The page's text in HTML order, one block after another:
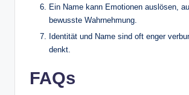
Ein Name kann Emotionen auslösen,
bewusste Wahrnehmung.
Identität und Name sind oft enger
denkt.
FAQs